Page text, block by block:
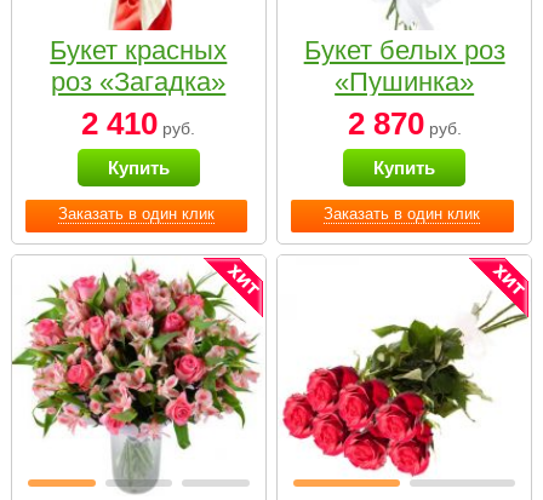
Заказать в один клик
Букет красных
роз «Загадка»
2 410 руб.
Купить
Заказать в один клик
Букет белых роз
«Пушинка»
2 870руб.
Купить